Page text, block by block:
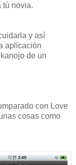
tú novia.
y así
aplicación
de un
con Love
cosas como